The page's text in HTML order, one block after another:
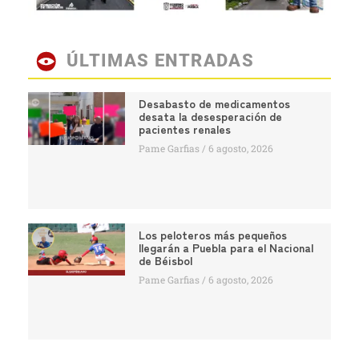
ÚLTIMAS ENTRADAS
Desabasto de medicamentos
desata la desesperación de
pacientes renales
Pame Garfias 6 agosto, 2026
Los peloteros más pequeños
llegarán a Puebla para el Nacional
de Béisbol
Pame Garfias 6 agosto, 2026